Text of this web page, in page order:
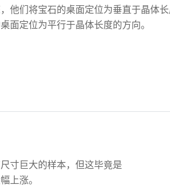
他们将宝石的桌面定位为垂直于晶体
面定位为平行于晶体长度的方向。
寸巨大的样本，但这毕竟是
上涨。